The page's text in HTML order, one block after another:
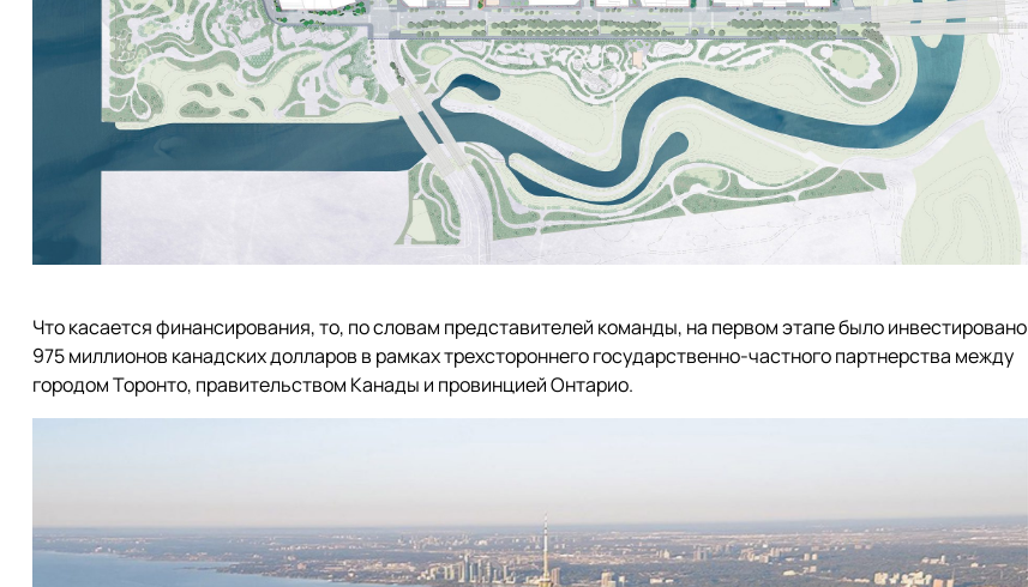
Что касается финансирования, то, по словам представителей команды, на первом этапе было инвестировано
975 миллионов канадских долларов в рамках трехстороннего государственно-частного партнерства между
городом Торонто, правительством Канады и провинцией Онтарио.